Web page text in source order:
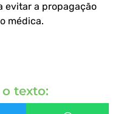
evitar a propagação
médica.
texto: